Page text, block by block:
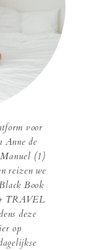
voor
Anne de
(1)
reizen we
Book
TRAVEL
deze
op